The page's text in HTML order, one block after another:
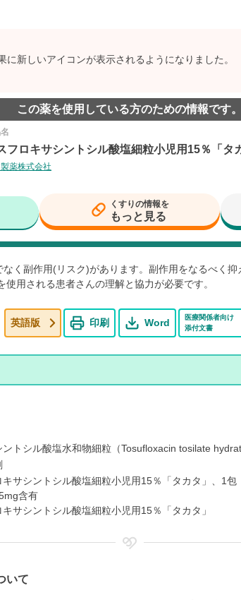
に新しいアイコンが表示されるようになりました。
この薬を使用している方のための情報です。
フロキサシントシル酸塩細粒小児用15％「タ
薬株式会社
くすりの情報を
もっと見る
く副作用(リスク)があります。副作用をなるべく
用される患者さんの理解と協力が必要です。
英語版 印刷 Word
医療関係者向け
添付文書
ントシル酸塩水和物細粒（Tosufloxacin tosilate
キサシントシル酸塩細粒小児用15％「タカタ」、1
含有
キサシントシル酸塩細粒小児用15％「タカタ」
いて